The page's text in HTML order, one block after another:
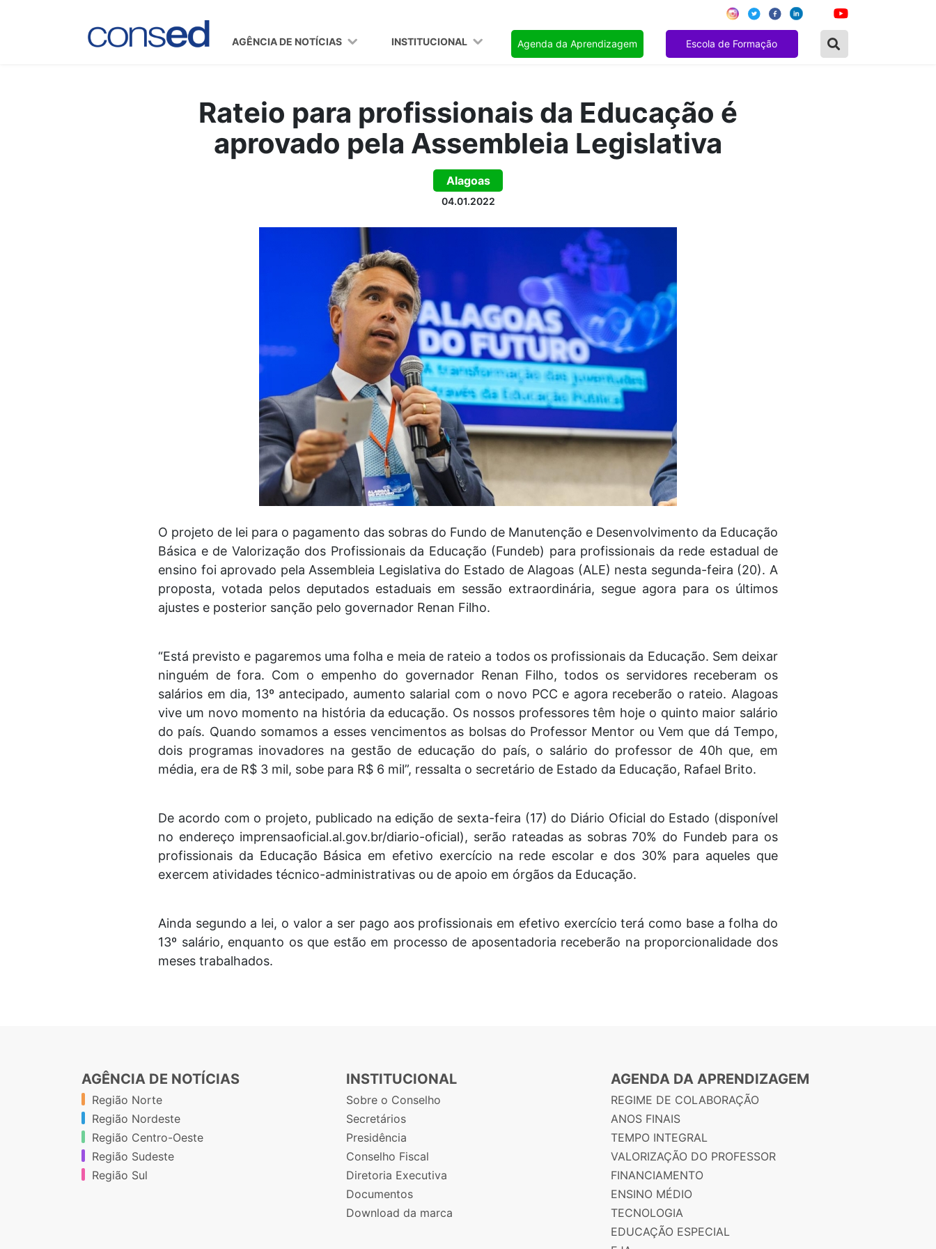
AGÊNCIA DE NOTÍCIAS INSTITUCIONAL Agenda da Aprendizagem Escola de Formação
Rateio para profissionais da Educação é
aprovado pela Assembleia Legislativa
Alagoas
04.01.2022
O projeto de lei para o pagamento das sobras do Fundo de Manutenção e Desenvolvimento da Educação
Básica e de Valorização dos Profissionais da Educação (Fundeb) para profissionais da rede estadual de
ensino foi aprovado pela Assembleia Legislativa do Estado de Alagoas (ALE) nesta segunda-feira (20). A
proposta, votada pelos deputados estaduais em sessão extraordinária, segue agora para os últimos
ajustes e posterior sanção pelo governador Renan Filho.
“Está previsto e pagaremos uma folha e meia de rateio a todos os profissionais da Educação. Sem deixar
ninguém de fora. Com o empenho do governador Renan Filho, todos os servidores receberam os
salários em dia, 13º antecipado, aumento salarial com o novo PCC e agora receberão o rateio. Alagoas
vive um novo momento na história da educação. Os nossos professores têm hoje o quinto maior salário
do país. Quando somamos a esses vencimentos as bolsas do Professor Mentor ou Vem que dá Tempo,
dois programas inovadores na gestão de educação do país, o salário do professor de 40h que, em
média, era de R$ 3 mil, sobe para R$ 6 mil”, ressalta o secretário de Estado da Educação, Rafael Brito.
De acordo com o projeto, publicado na edição de sexta-feira (17) do Diário Oficial do Estado (disponível
no endereço imprensaoficial.al.gov.br/diario-oficial), serão rateadas as sobras 70% do Fundeb para os
profissionais da Educação Básica em efetivo exercício na rede escolar e dos 30% para aqueles que
exercem atividades técnico-administrativas ou de apoio em órgãos da Educação.
Ainda segundo a lei, o valor a ser pago aos profissionais em efetivo exercício terá como base a folha do
13º salário, enquanto os que estão em processo de aposentadoria receberão na proporcionalidade dos
meses trabalhados.
AGÊNCIA DE NOTÍCIAS
Região Norte
Região Nordeste
Região Centro-Oeste
Região Sudeste
Região Sul
INSTITUCIONAL
Sobre o Conselho
Secretários
Presidência
Conselho Fiscal
Diretoria Executiva
Documentos
Download da marca
AGENDA DA APRENDIZAGEM
REGIME DE COLABORAÇÃO
ANOS FINAIS
TEMPO INTEGRAL
VALORIZAÇÃO DO PROFESSOR
FINANCIAMENTO
ENSINO MÉDIO
TECNOLOGIA
EDUCAÇÃO ESPECIAL